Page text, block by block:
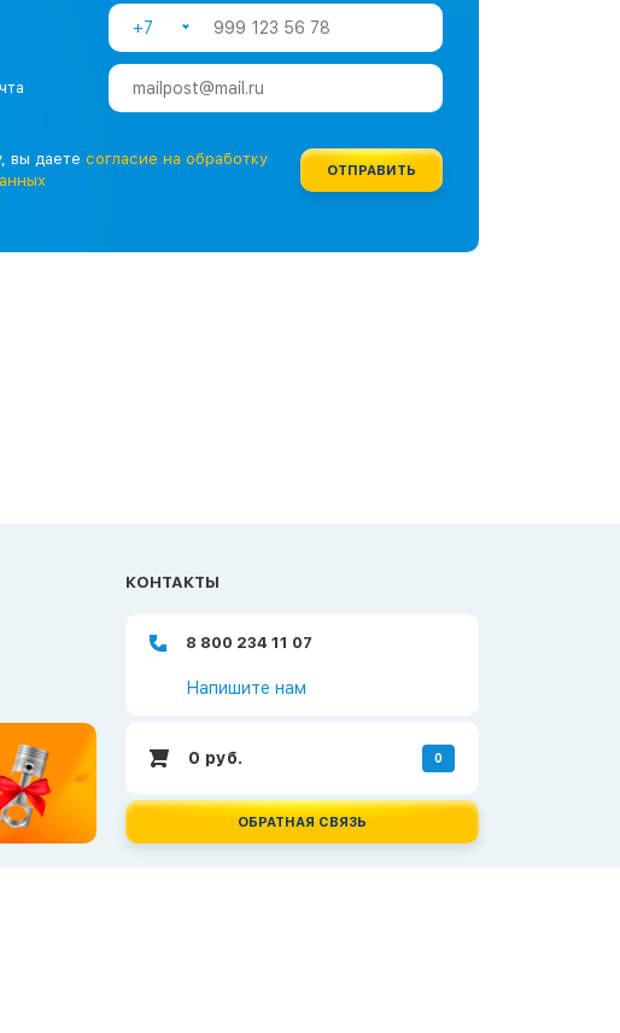
+7
вы даете согласие на обработку
ОТПРАВИТЬ
КОНТАКТЫ
8 800 234 11 07
Напишите нам
0 руб. 0
ОБРАТНАЯ СВЯЗЬ